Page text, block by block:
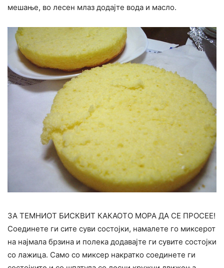
мешање, во лесен млаз додајте вода и масло.
ЗА ТЕМНИОТ БИСКВИТ КАКАОТО МОРА ДА СЕ ПРОСЕЕ!
Соединете ги сите суви состојки, намалете го миксерот
на најмала брзина и полека додавајте ги сувите состојки
со лажица. Само со миксер накратко соединете ги